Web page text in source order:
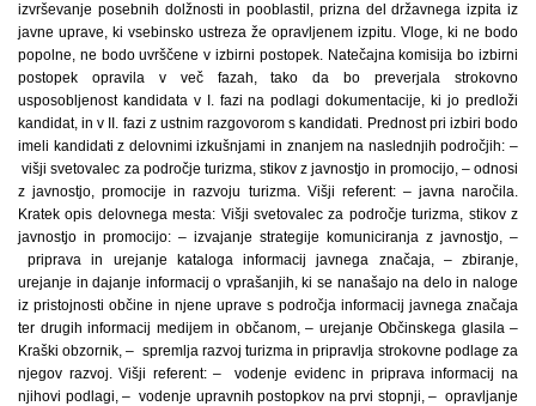
izvrševanje posebnih dolžnosti in pooblastil, prizna del državnega izpita iz
javne uprave, ki vsebinsko ustreza že opravljenem izpitu. Vloge, ki ne bodo
popolne, ne bodo uvrščene v izbirni postopek. Natečajna komisija bo izbirni
postopek opravila v več fazah, tako da bo preverjala strokovno
usposobljenost kandidata v I. fazi na podlagi dokumentacije, ki jo predloži
kandidat, in v II. fazi z ustnim razgovorom s kandidati. Prednost pri izbiri bodo
imeli kandidati z delovnimi izkušnjami in znanjem na naslednjih področjih: –
višji svetovalec za področje turizma, stikov z javnostjo in promocijo, – odnosi
z javnostjo, promocije in razvoju turizma. Višji referent: – javna naročila.
Kratek opis delovnega mesta: Višji svetovalec za področje turizma, stikov z
javnostjo in promocijo: – izvajanje strategije komuniciranja z javnostjo, –
priprava in urejanje kataloga informacij javnega značaja, – zbiranje,
urejanje in dajanje informacij o vprašanjih, ki se nanašajo na delo in naloge
iz pristojnosti občine in njene uprave s področja informacij javnega značaja
ter drugih informacij medijem in občanom, – urejanje Občinskega glasila –
Kraški obzornik, – spremlja razvoj turizma in pripravlja strokovne podlage za
njegov razvoj. Višji referent: – vodenje evidenc in priprava informacij na
njihovi podlagi, – vodenje upravnih postopkov na prvi stopnji, – opravljanje